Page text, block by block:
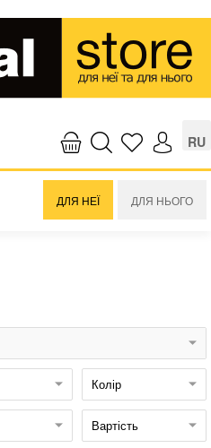
RU
ДЛЯ НЕЇ ДЛЯ НЬОГО
Колір
Вартість